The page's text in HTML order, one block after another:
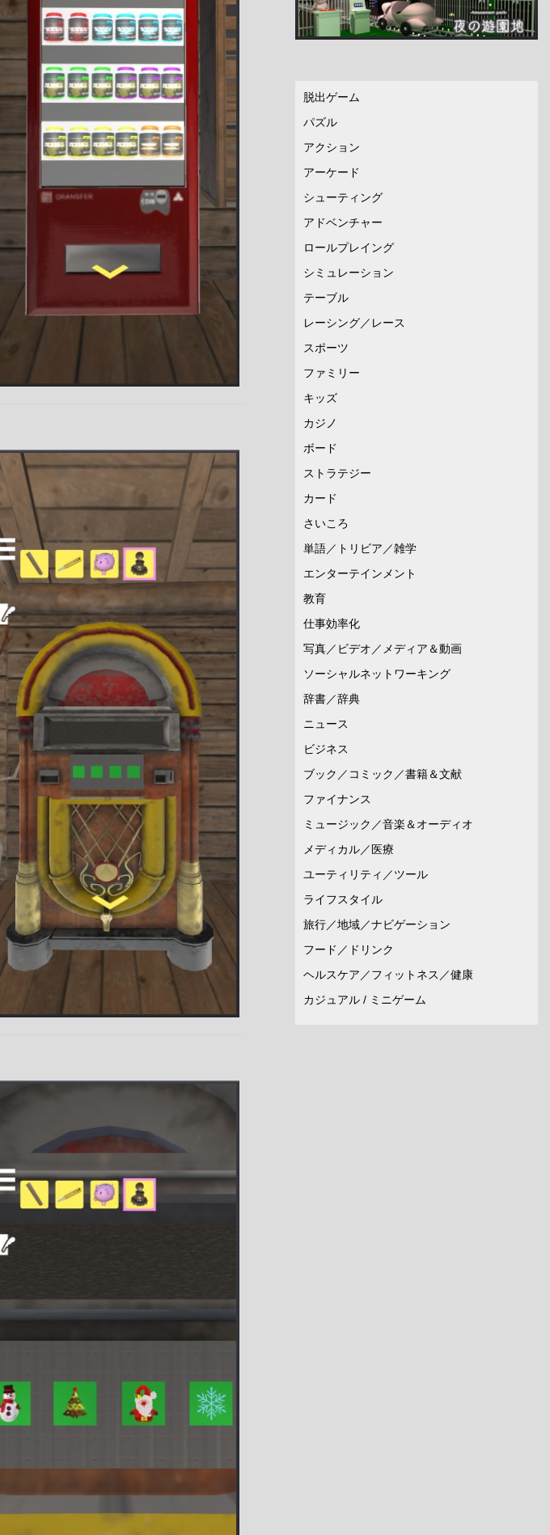
脱出ゲーム
パズル
アクション
アーケード
シューティング
アドベンチャー
ロールプレイング
シミュレーション
テーブル
レーシング／レース
スポーツ
ファミリー
キッズ
カジノ
ボード
ストラテジー
カード
さいころ
単語／トリビア／雑学
エンターテインメント
教育
仕事効率化
写真／ビデオ／メディア＆動画
ソーシャルネットワーキング
辞書／辞典
ニュース
ビジネス
ブック／コミック／書籍＆文献
ファイナンス
ミュージック／音楽＆オーディオ
メディカル／医療
ユーティリティ／ツール
ライフスタイル
旅行／地域／ナビゲーション
フード／ドリンク
ヘルスケア／フィットネス／健康
カジュアル / ミニゲーム